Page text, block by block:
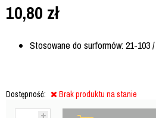
10,80 zł
Stosowane do surformów: 21-103
Dostępność: Brak produktu na stanie